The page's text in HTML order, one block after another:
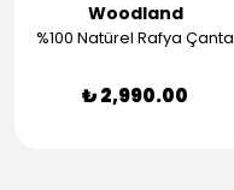
Woodland
%100 Natürel Rafya Çanta
₺ 2,990.00